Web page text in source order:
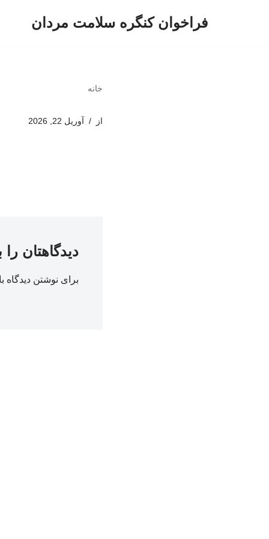
فراخوان کنگره سلامت مردان
خانه
از آوریل 22, 2026
دیدگاهتان را
برای نوشتن دیدگاه